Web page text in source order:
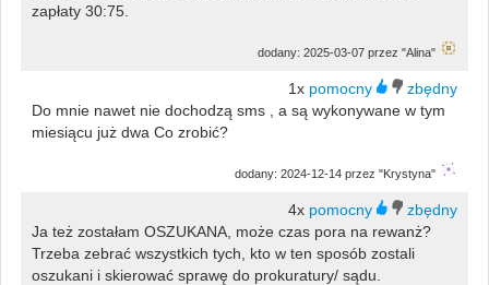
zapłaty 30:75.
dodany: 2025-03-07 przez "Alina"
1x
Do mnie nawet nie dochodzą sms , a są wykonywane w tym
miesiącu już dwa Co zrobić?
dodany: 2024-12-14 przez "Krystyna"
4x
Ja też zostałam OSZUKANA, może czas pora na rewanż?
Trzeba zebrać wszystkich tych, kto w ten sposób zostali
oszukani i skierować sprawę do prokuratury/ sądu.